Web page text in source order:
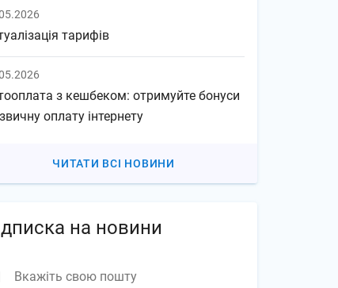
тарифів
з кешбеком: отримуйте бонуси
оплату інтернету
ЧИТАТИ ВСІ НОВИНИ
на новини
Вкажіть свою пошту